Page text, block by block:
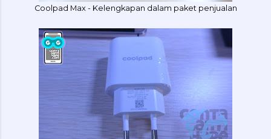
Coolpad Max - Kelengkapan dalam paket penjualan